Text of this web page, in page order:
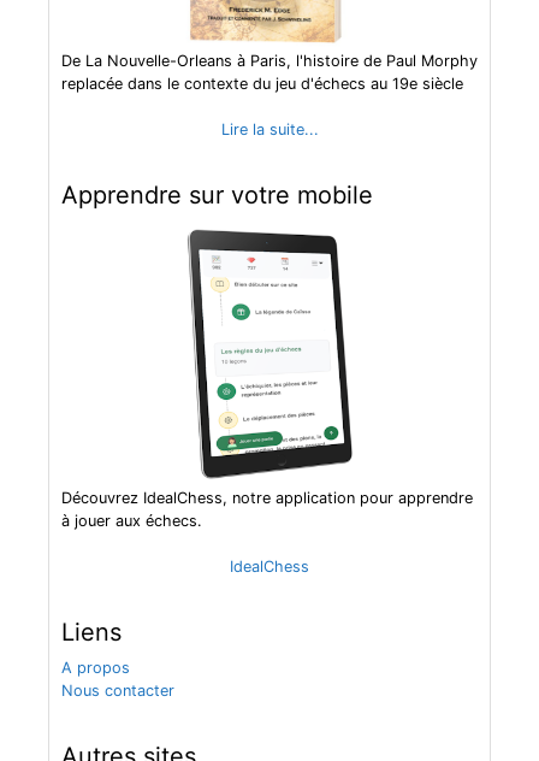
De La Nouvelle-Orleans à Paris, l'histoire de Paul Morphy
replacée dans le contexte du jeu d'échecs au 19e siècle
Lire la suite...
Apprendre sur votre mobile
Découvrez IdealChess, notre application pour apprendre
à jouer aux échecs.
IdealChess
Liens
A propos
Nous contacter